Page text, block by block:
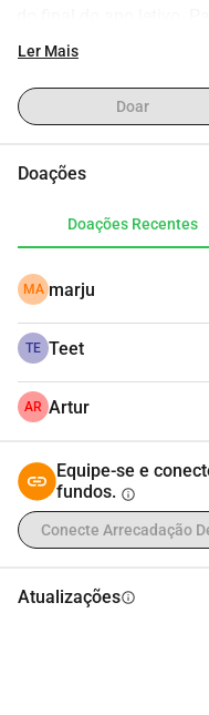
para cobrir os custos de
Pasunakoor e será
Orquestra da Polícia de
Ler Mais
Doar
Doações
Doações Recentes
MA marju
TE Teet
AR Artur
Equipe-se e
fundos. info
Conecte Arrecadação
Atualizaçõesinfo